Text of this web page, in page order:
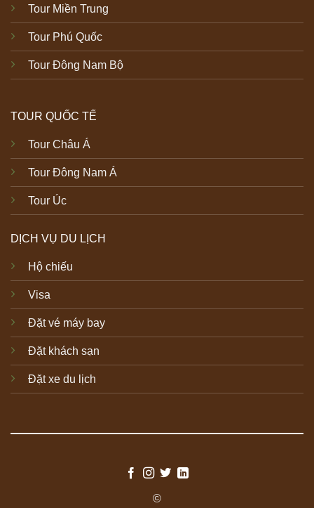
Tour Miền Trung
Tour Phú Quốc
Tour Đông Nam Bộ
TOUR QUỐC TẾ
Tour Châu Á
Tour Đông Nam Á
Tour Úc
DỊCH VỤ DU LỊCH
Hộ chiếu
Visa
Đặt vé máy bay
Đặt khách sạn
Đặt xe du lịch
©